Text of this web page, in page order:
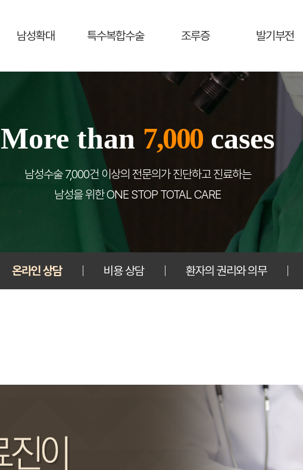
남성확대 특수복합수술 조루증 발기부전
More than 7,000cases
남성수술 7,000건 이상의 전문의가 진단하고 진료하는
남성을 위한 ONE STOP TOTAL CARE
온라인 상담 비용 상담 환자의 권리와 의무